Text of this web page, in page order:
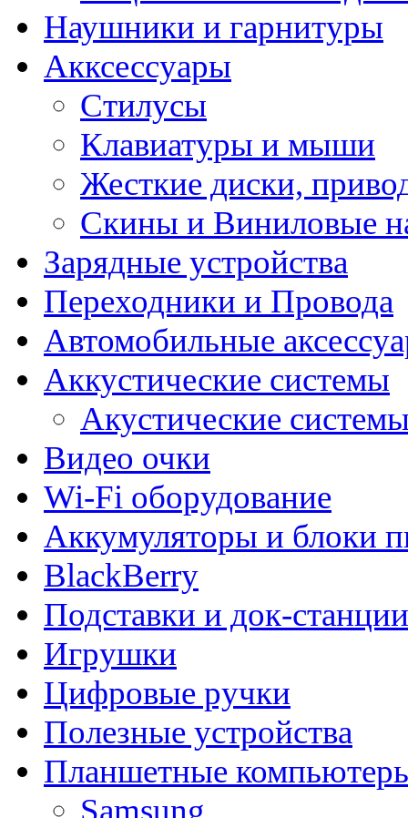
Наушники и гарнитуры
Акксессуары
Стилусы
Клавиатуры и мыши
Жесткие диски,
Скины и Виниловые
Зарядные устройства
Переходники и Провода
Автомобильные
Aккустические системы
Акустические
Видео очки
Wi-Fi оборудование
Аккумуляторы и блоки
BlackBerry
Подставки и док-станции
Игрушки
Цифровые ручки
Полезные устройства
Планшетные
Samsung